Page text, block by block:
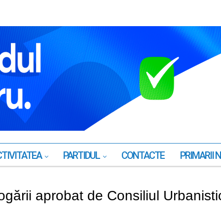
PARTIDUL CONTACTE PRIMARII
aprobat de Consiliul